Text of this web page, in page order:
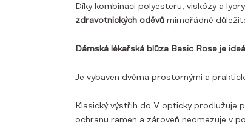
Díky kombinaci polyesteru, viskózy a
zdravotnických oděvů mimořádně
Dámská lékařská blůza Basic Rose je
Je vybaven dvěma prostornými a
Klasický výstřih do V opticky prodlužuje
ochranu ramen a zároveň neomezuje v